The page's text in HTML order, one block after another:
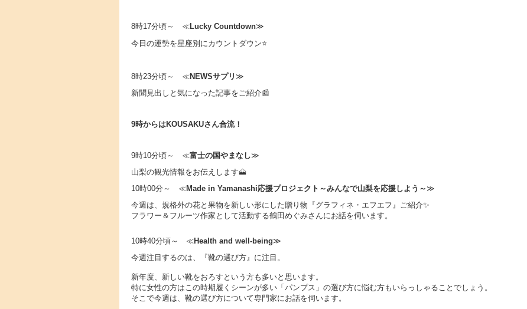
8時17分頃～ ≪Lucky Countdown≫
今日の運勢を星座別にカウントダウン⭐
8時23分頃～ ≪NEWSサプリ ≫
新聞見出しと気になった記事をご紹介📰
9時からはKOUSAKUさん合流！
9時10分頃～ ≪富士の国やまなし≫
山梨の観光情報をお伝えします🗻
10時00分～ ≪Made in Yamanashi応援プロジェクト～みんなで山梨を応援しよう～ ≫
今週は、規格外の花と果物を新しい形にした贈り物『グラフィネ・エフエフ』ご紹介✨
フラワー＆フルーツ作家として活動する鶴田めぐみさんにお話を伺います。
10時40分頃～ ≪Health and well-being≫
今週注目するのは、『靴の選び方』に注目。
新年度、新しい靴をおろすという方も多いと思います。
特に女性の方はこの時期履くシーンが多い「パンプス」の選び方に悩む方もいらっしゃることでしょう。
そこで今週は、靴の選び方について専門家にお話を伺います。